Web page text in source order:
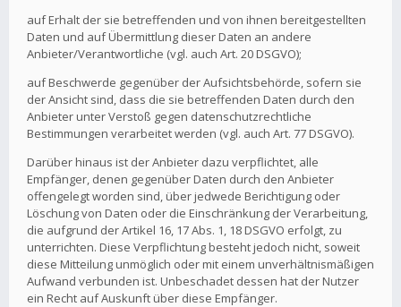
auf Erhalt der sie betreffenden und von ihnen bereitgestellten
Daten und auf Übermittlung dieser Daten an andere
Anbieter/Verantwortliche (vgl. auch Art. 20 DSGVO);
auf Beschwerde gegenüber der Aufsichtsbehörde, sofern sie
der Ansicht sind, dass die sie betreffenden Daten durch den
Anbieter unter Verstoß gegen datenschutzrechtliche
Bestimmungen verarbeitet werden (vgl. auch Art. 77 DSGVO).
Darüber hinaus ist der Anbieter dazu verpflichtet, alle
Empfänger, denen gegenüber Daten durch den Anbieter
offengelegt worden sind, über jedwede Berichtigung oder
Löschung von Daten oder die Einschränkung der Verarbeitung,
die aufgrund der Artikel 16, 17 Abs. 1, 18 DSGVO erfolgt, zu
unterrichten. Diese Verpflichtung besteht jedoch nicht, soweit
diese Mitteilung unmöglich oder mit einem unverhältnismäßigen
Aufwand verbunden ist. Unbeschadet dessen hat der Nutzer
ein Recht auf Auskunft über diese Empfänger.